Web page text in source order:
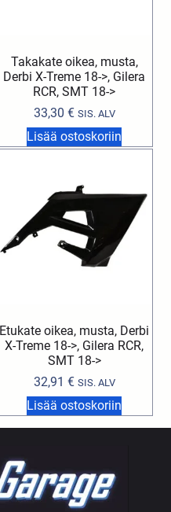
Takakate oikea, musta,
Derbi X-Treme 18->, Gilera
RCR, SMT 18->
33,30 € SIS. ALV
Lisää ostoskoriin
Etukate oikea, musta, Derbi
X-Treme 18->, Gilera RCR,
SMT 18->
32,91 € SIS. ALV
Lisää ostoskoriin